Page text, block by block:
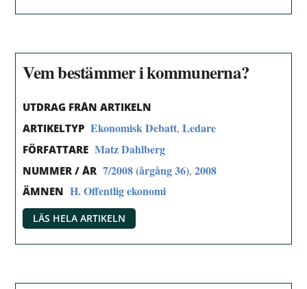
Vem bestämmer i kommunerna?
UTDRAG FRÅN ARTIKELN
ARTIKELTYP Ekonomisk Debatt,Ledare
FÖRFATTARE Matz Dahlberg
NUMMER / ÅR 7/2008 (årgång 36),2008
ÄMNEN H. Offentlig ekonomi
LÄS HELA ARTIKELN